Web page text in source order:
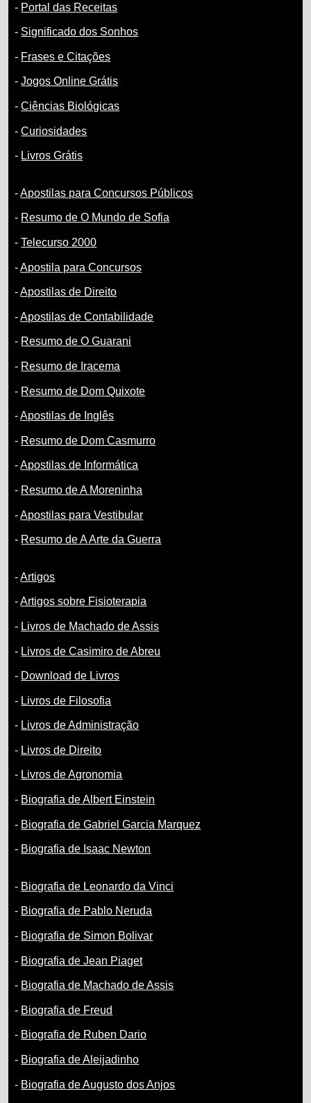
- Portal das Receitas
- Significado dos Sonhos
- Frases e Citações
-Jogos Online Grátis
-Ciências Biológicas
-Curiosidades
- Livros Grátis
-Apostilas para Concursos Públicos
- Resumo de O Mundo de Sofia
-Telecurso 2000
-Apostila para Concursos
-Apostilas de Direito
-Apostilas de Contabilidade
- Resumo de O Guarani
- Resumo de Iracema
- Resumo de Dom Quixote
-Apostilas de Inglês
- Resumo de Dom Casmurro
-Apostilas de Informática
- Resumo de A Moreninha
-Apostilas para Vestibular
- Resumo de A Arte da Guerra
-Artigos
-Artigos sobre Fisioterapia
- Livros de Machado de Assis
- Livros de Casimiro de Abreu
- Download de Livros
- Livros de Filosofia
- Livros de Administração
- Livros de Direito
- Livros de Agronomia
- Biografia de Albert Einstein
- Biografia de Gabriel Garcia Marquez
- Biografia de Isaac Newton
- Biografia de Leonardo da Vinci
- Biografia de Pablo Neruda
- Biografia de Simon Bolivar
- Biografia de Jean Piaget
- Biografia de Machado de Assis
- Biografia de Freud
- Biografia de Ruben Dario
- Biografia de Aleijadinho
- Biografia de Augusto dos Anjos